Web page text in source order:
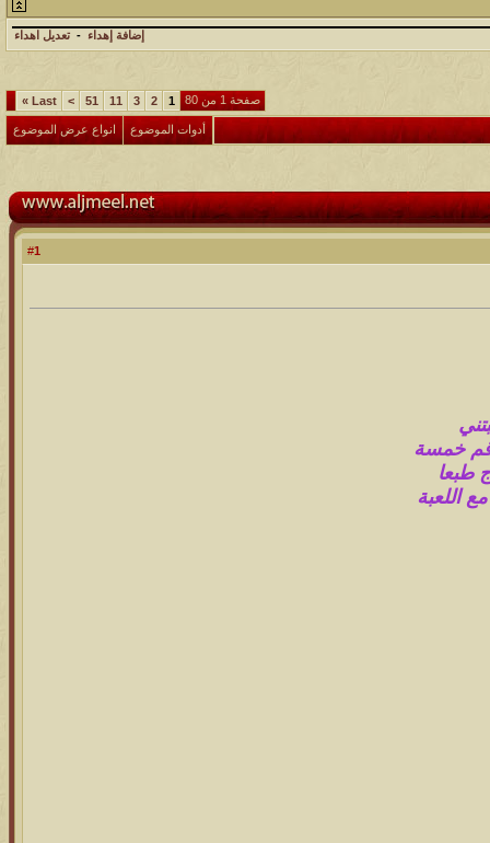
إضافة إهداء - تعديل اهداء
صفحة 1 من 80 1
2
3
11
51
>
Last
»
أدوات الموضوع انواع عرض الموضوع
1
خمسة
طبعا
اللعبة